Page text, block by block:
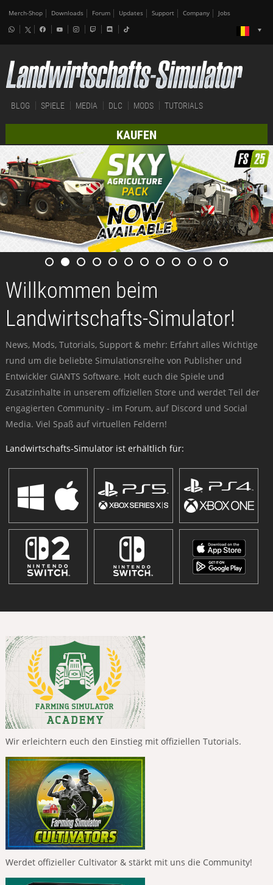
Merch-Shop Downloads Forum Updates Support Company Jobs
BLOG SPIELE MEDIA DLC MODS TUTORIALS
KAUFEN
Willkommen beim
Landwirtschafts-Simulator!
News, Mods, Tutorials, Support & mehr: Erfahrt alles Wichtige
rund um die beliebte Simulationsreihe von Publisher und
Entwickler GIANTS Software. Holt euch die Spiele und
Zusatzinhalte in unserem offiziellen Store und werdet Teil der
engagierten Community - im Forum, auf Discord und Social
Media. Viel Spaß auf virtuellen Feldern!
Landwirtschafts-Simulator ist erhältlich für:
Wir erleichtern euch den Einstieg mit offiziellen Tutorials.
Werdet offizieller Cultivator & stärkt mit uns die Community!